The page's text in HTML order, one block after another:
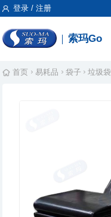
登录 / 注册
索玛Go
首页 易耗品 袋子 垃圾袋